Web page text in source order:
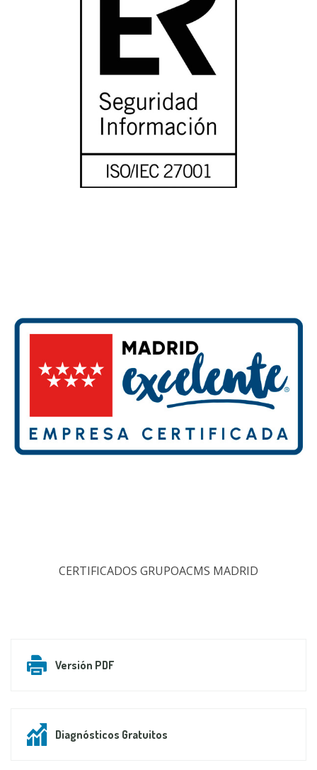
CERTIFICADOS GRUPOACMS MADRID
Versión PDF
Diagnósticos Gratuitos